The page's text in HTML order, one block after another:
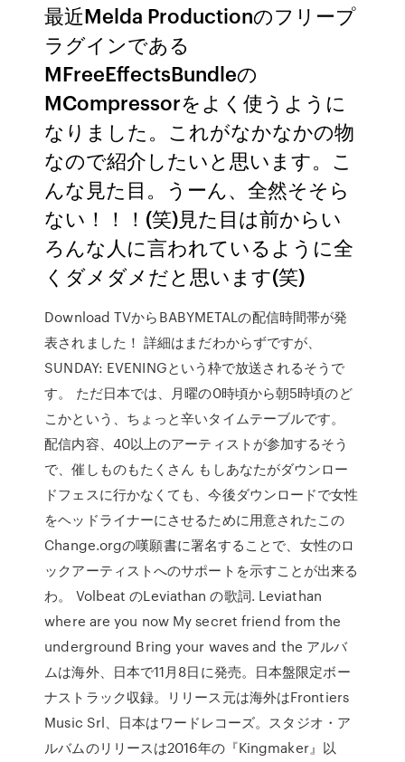
最近Melda Productionのフリープ
ラグインである
MFreeEffectsBundleの
MCompressorをよく使うように
なりました。これがなかなかの物
なので紹介したいと思います。こ
んな見た目。うーん、全然そそら
ない！！！(笑)見た目は前からい
ろんな人に言われているように全
くダメダメだと思います(笑)
Download TVからBABYMETALの配信時間帯が発
表されました！ 詳細はまだわからずですが、
SUNDAY: EVENINGという枠で放送されるそうで
す。 ただ日本では、月曜の0時頃から朝5時頃のど
こかという、ちょっと辛いタイムテーブルです。
配信内容、40以上のアーティストが参加するそう
で、催しものもたくさん もしあなたがダウンロー
ドフェスに行かなくても、今後ダウンロードで女性
をヘッドライナーにさせるために用意されたこの
Change.orgの嘆願書に署名することで、女性のロ
ックアーティストへのサポートを示すことが出来る
わ。 Volbeat のLeviathan の歌詞. Leviathan
where are you now My secret friend from the
underground Bring your waves and the アルバ
ムは海外、日本で11月8日に発売。日本盤限定ボー
ナストラック収録。リリース元は海外はFrontiers
Music Srl、日本はワードレコーズ。スタジオ・ア
ルバムのリリースは2016年の『Kingmaker』以